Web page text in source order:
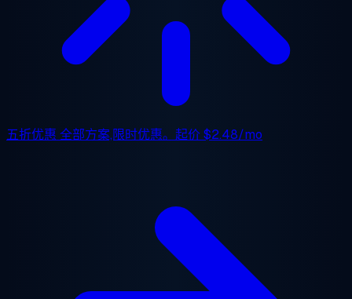
五折优惠 全部方案,限时优惠。起价$2.48/mo